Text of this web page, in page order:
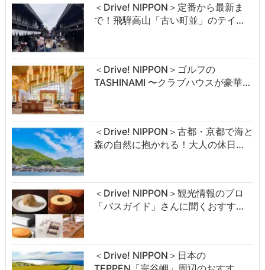
＜Drive! NIPPON＞定番から最新ま
で！飛騨高山「古い町並」のテイ…
＜Drive! NIPPON＞ゴルフの
TASHINAMI 〜クラブハウスが豪華…
＜Drive! NIPPON＞古都・京都で海と
森の自然に抱かれる！大人の休日…
＜Drive! NIPPON＞観光情報のプロ
「バスガイド」さんに聞くおすす…
＜Drive! NIPPON＞日本の